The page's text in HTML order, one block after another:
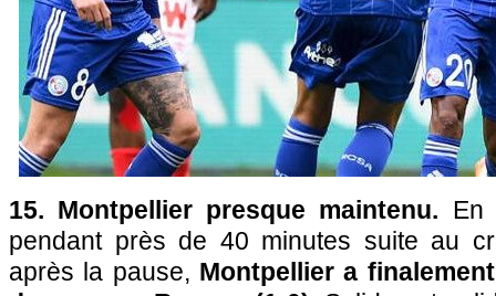
15. Montpellier presque maintenu. En
pendant près de 40 minutes suite au
après la pause, Montpellier a